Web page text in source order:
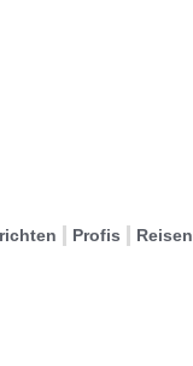
Profis Reisen